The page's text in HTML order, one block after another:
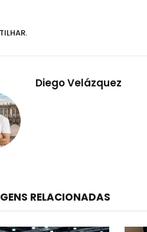
Diego Velázquez
RELACIONADAS